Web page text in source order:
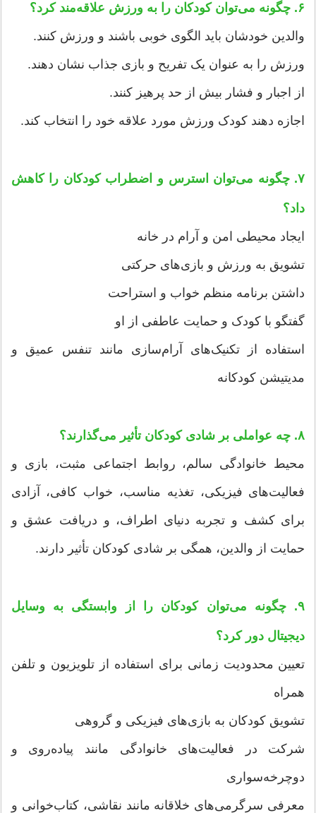
۶. چگونه می‌توان کودکان را به ورزش علاقه‌مند کرد؟
والدین خودشان باید الگوی خوبی باشند و ورزش کنند.
ورزش را به عنوان یک تفریح و بازی جذاب نشان دهند.
از اجبار و فشار بیش از حد پرهیز کنند.
اجازه دهند کودک ورزش مورد علاقه خود را انتخاب کند.
۷. چگونه می‌توان استرس و اضطراب کودکان را کاهش
داد؟
ایجاد محیطی امن و آرام در خانه
تشویق به ورزش و بازی‌های حرکتی
داشتن برنامه منظم خواب و استراحت
گفتگو با کودک و حمایت عاطفی از او
استفاده از تکنیک‌های آرام‌سازی مانند تنفس عمیق و
مدیتیشن کودکانه
۸. چه عواملی بر شادی کودکان تأثیر می‌گذارند؟
محیط خانوادگی سالم، روابط اجتماعی مثبت، بازی و
فعالیت‌های فیزیکی، تغذیه مناسب، خواب کافی، آزادی
برای کشف و تجربه دنیای اطراف، و دریافت عشق و
حمایت از والدین، همگی بر شادی کودکان تأثیر دارند.
۹. چگونه می‌توان کودکان را از وابستگی به وسایل
دیجیتال دور کرد؟
تعیین محدودیت زمانی برای استفاده از تلویزیون و تلفن
همراه
تشویق کودکان به بازی‌های فیزیکی و گروهی
شرکت در فعالیت‌های خانوادگی مانند پیاده‌روی و
دوچرخه‌سواری
معرفی سرگرمی‌های خلاقانه مانند نقاشی، کتاب‌خوانی و